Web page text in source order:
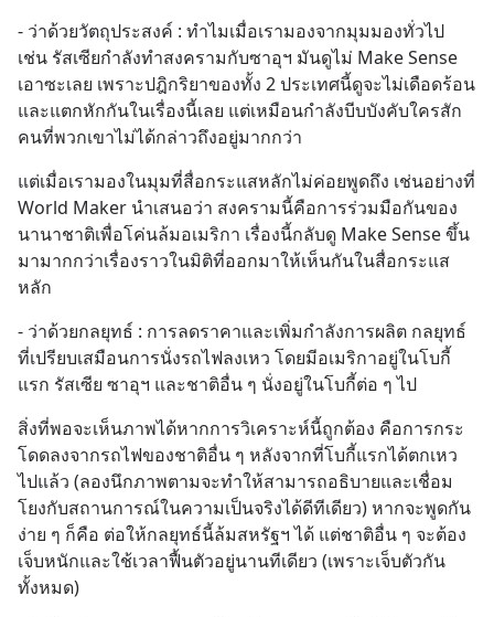
- ว่าด้วยวัตถุประสงค์ : ทำไมเมื่อเรามองจากมุมมองทั่วไป
เช่น รัสเซียกำลังทำสงครามกับซาอุฯ มันดูไม่ Make Sense
เอาซะเลย เพราะปฎิกริยาของทั้ง 2 ประเทศนี้ดูจะไม่เดือดร้อน
และแตกหักกันในเรื่องนี้เลย แต่เหมือนกำลังบีบบังคับใครสัก
คนที่พวกเขาไม่ได้กล่าวถึงอยู่มากกว่า
แต่เมื่อเรามองในมุมที่สื่อกระแสหลักไม่ค่อยพูดถึง เช่นอย่างที่
World Maker นำเสนอว่า สงครามนี้คือการร่วมมือกันของ
นานาชาติเพื่อโค่นล้มอเมริกา เรื่องนี้กลับดู Make Sense ขึ้น
มามากกว่าเรื่องราวในมิติที่ออกมาให้เห็นกันในสื่อกระแส
หลัก
- ว่าด้วยกลยุทธ์ : การลดราคาและเพิ่มกำลังการผลิต กลยุทธ์
ที่เปรียบเสมือนการนั่งรถไฟลงเหว โดยมีอเมริกาอยู่ในโบกี้
แรก รัสเซีย ซาอุฯ และชาติอื่น ๆ นั่งอยู่ในโบกี้ต่อ ๆ ไป
สิ่งที่พอจะเห็นภาพได้หากการวิเคราะห์นี้ถูกต้อง คือการกระ
โดดลงจากรถไฟของชาติอื่น ๆ หลังจากที่โบกี้แรกได้ตกเหว
ไปแล้ว (ลองนึกภาพตามจะทำให้สามารถอธิบายและเชื่อม
โยงกับสถานการณ์ในความเป็นจริงได้ดีทีเดียว) หากจะพูดกัน
ง่าย ๆ ก็คือ ต่อให้กลยุทธ์นี้ล้มสหรัฐฯ ได้ แต่ชาติอื่น ๆ จะต้อง
เจ็บหนักและใช้เวลาฟื้นตัวอยู่นานทีเดียว (เพราะเจ็บตัวกัน
ทั้งหมด)